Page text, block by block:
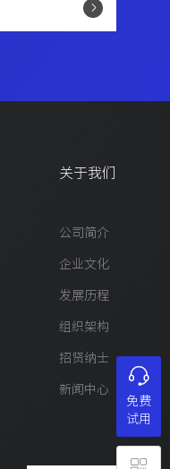
关于我们
公司简介
企业文化
发展历程
组织架构
招贤纳士
新闻中心
免费
试用